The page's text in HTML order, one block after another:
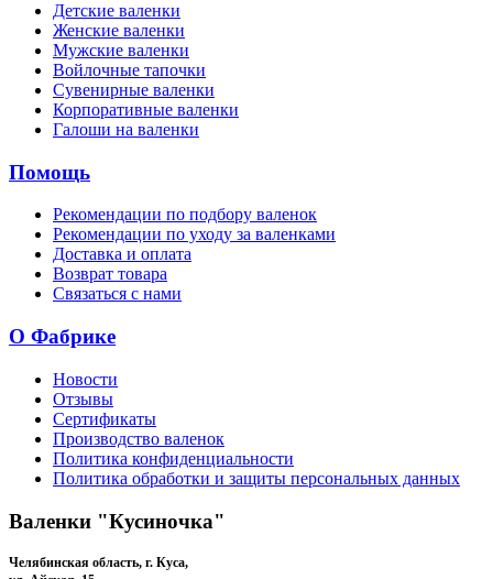
Детские валенки
Женские валенки
Мужские валенки
Войлочные тапочки
Сувенирные валенки
Корпоративные валенки
Галоши на валенки
Помощь
Рекомендации по подбору валенок
Рекомендации по уходу за валенками
Доставка и оплата
Возврат товара
Связаться с нами
О Фабрике
Новости
Отзывы
Сертификаты
Производство валенок
Политика конфиденциальности
Политика обработки и защиты персональных данных
Валенки "Кусиночка"
Челябинская область, г. Куса,